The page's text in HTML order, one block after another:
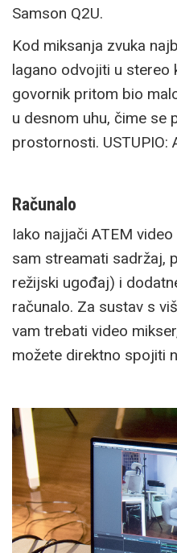
Samson Q2U.
Kod miksanja zvuka
lagano odvojiti u stereo
govornik pritom bio
u desnom uhu, čime se
prostornosti. USTUPIO:
Računalo
Iako najjači ATEM
sam streamati sadržaj,
režijski ugođaj) i
računalo. Za sustav s
vam trebati video
možete direktno spojiti